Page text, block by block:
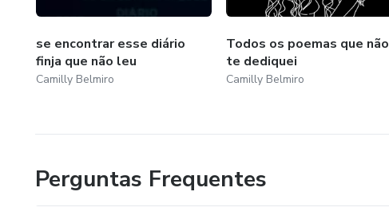
se encontrar esse diário
finja que não leu
Camilly Belmiro
Todos os poemas que não
te dediquei
Camilly Belmiro
Perguntas Frequentes